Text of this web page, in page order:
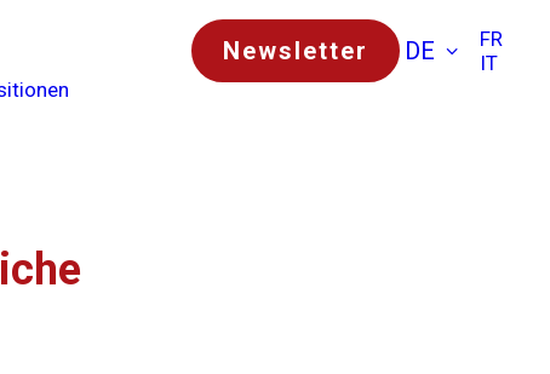
Newsletter DE
FR
IT